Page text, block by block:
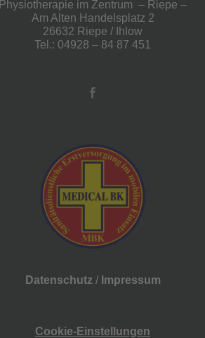
Physiotherapie im Zentrum – Riepe –
Am Alten Handelsplatz 2
26632 Riepe / Ihlow
Tel.: 04928 – 84 87 451
Datenschutz / Impressum
Cookie-Einstellungen